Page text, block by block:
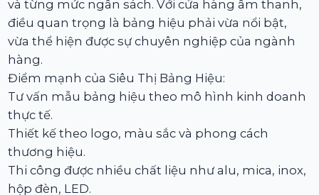
và từng mức ngân sách. Với cửa hàng âm thanh,
điều quan trọng là bảng hiệu phải vừa nổi bật,
vừa thể hiện được sự chuyên nghiệp của ngành
hàng.
Điểm mạnh của Siêu Thị Bảng Hiệu:
Tư vấn mẫu bảng hiệu theo mô hình kinh doanh
thực tế.
Thiết kế theo logo, màu sắc và phong cách
thương hiệu.
Thi công được nhiều chất liệu như alu, mica, inox,
hộp đèn, LED.